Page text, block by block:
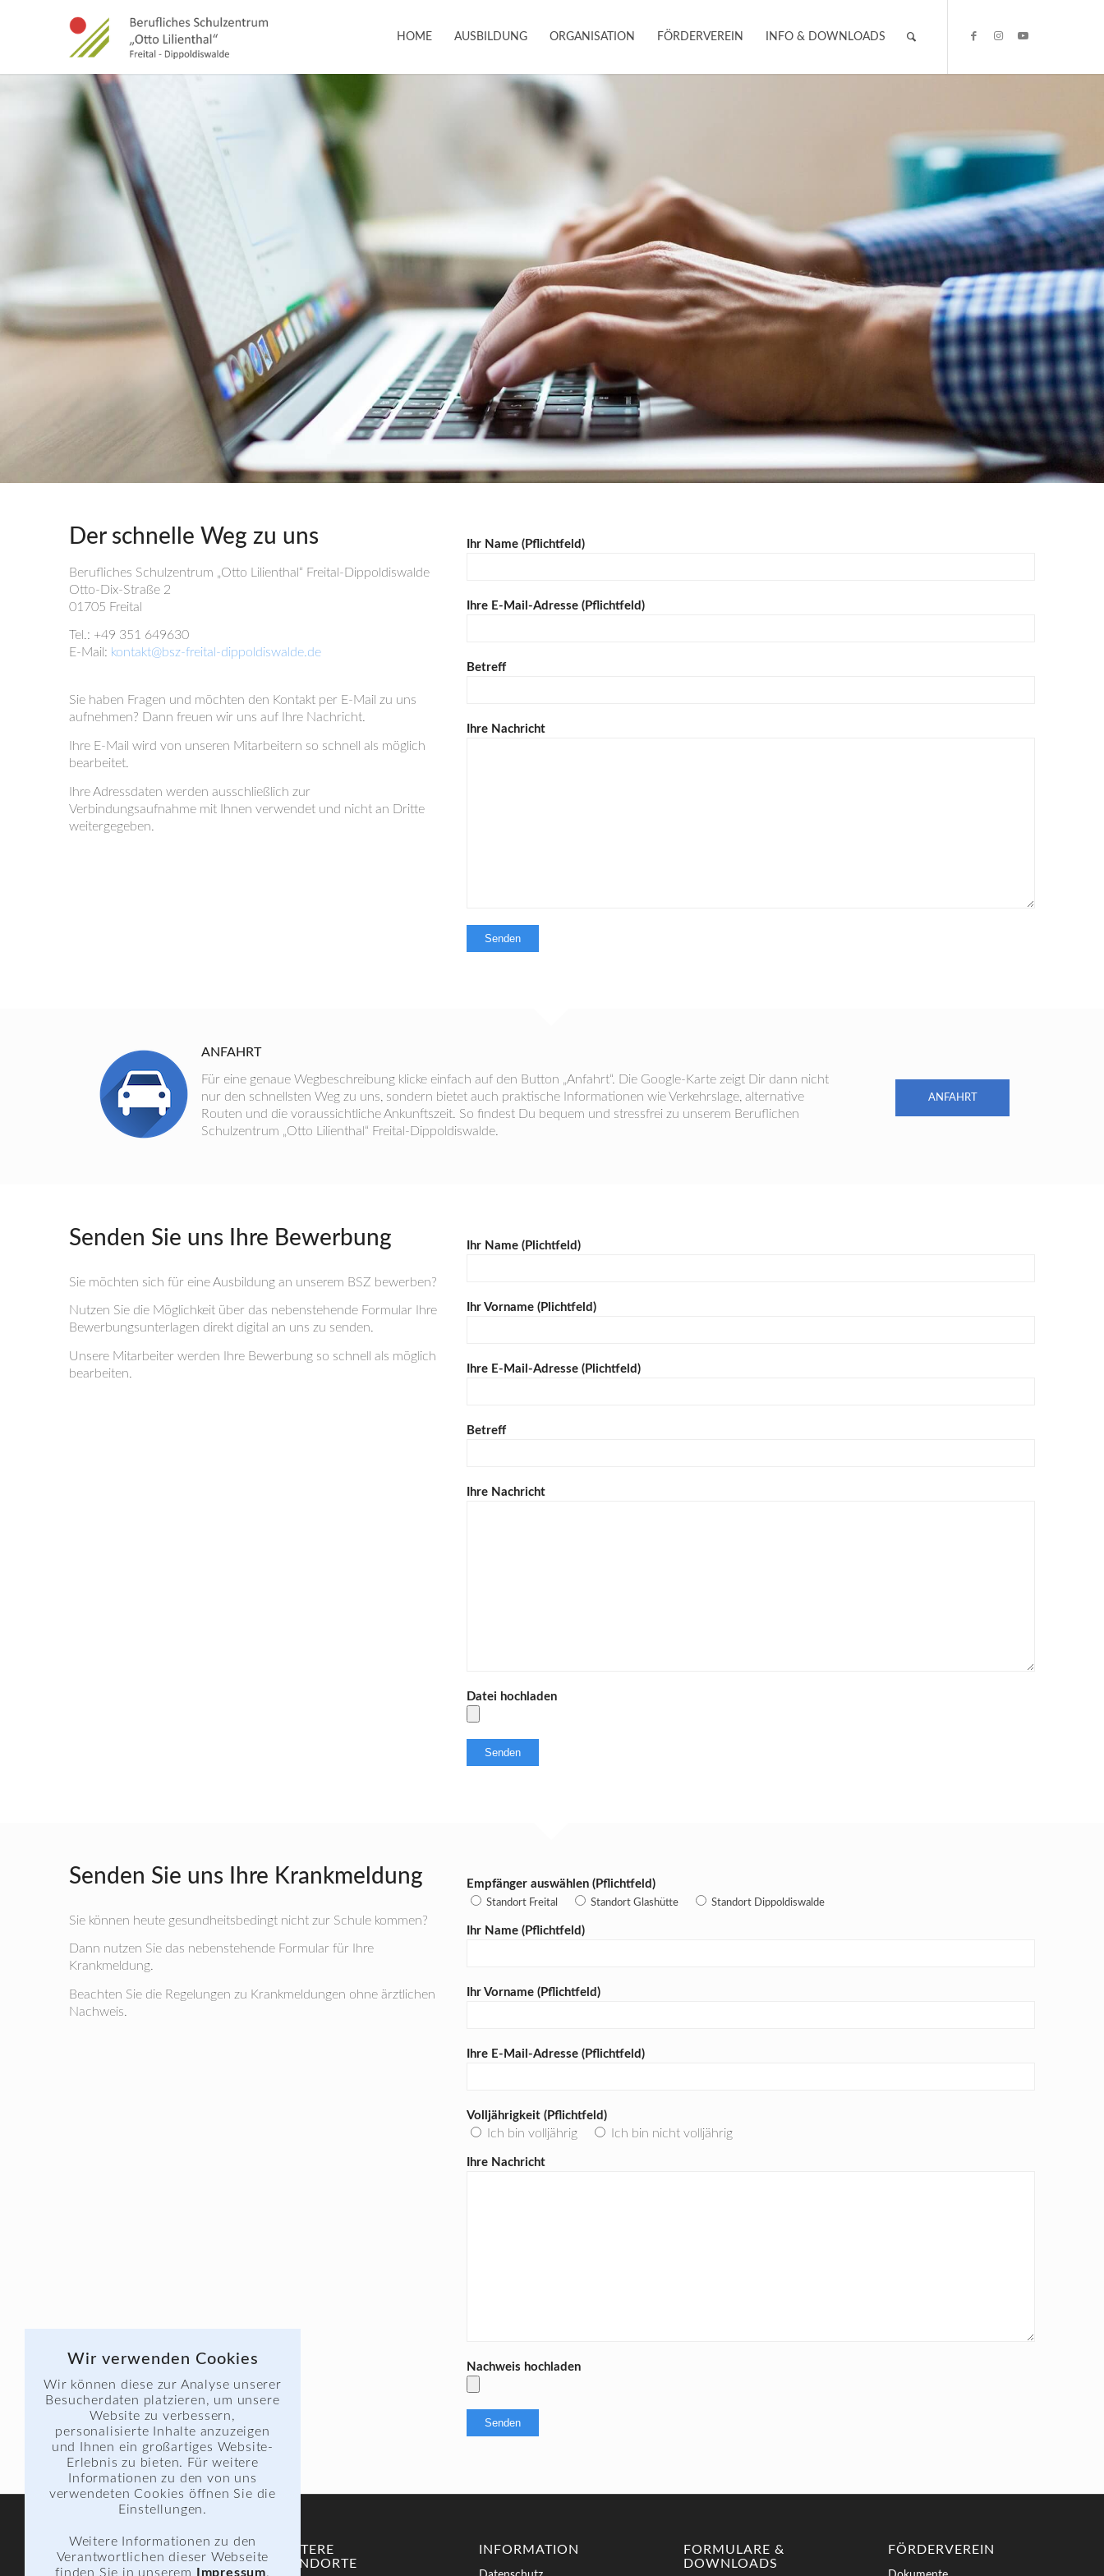
HOME AUSBILDUNG ORGANISATION FÖRDERVEREIN INFO & DOWNLOADS
Der schnelle Weg zu uns
Berufliches Schulzentrum „Otto Lilienthal“ Freital-Dippoldiswalde
Otto-Dix-Straße 2
01705 Freital
Tel.: +49 351 649630
E-Mail: kontakt@bsz-freital-dippoldiswalde.de
Sie haben Fragen und möchten den Kontakt per E-Mail zu uns
aufnehmen? Dann freuen wir uns auf Ihre Nachricht.
Ihre E-Mail wird von unseren Mitarbeitern so schnell als möglich
bearbeitet.
Ihre Adressdaten werden ausschließlich zur
Verbindungsaufnahme mit Ihnen verwendet und nicht an Dritte
weitergegeben.
Ihr Name (Pflichtfeld)
Ihre E-Mail-Adresse (Pflichtfeld)
Betreff
Ihre Nachricht
ANFAHRT
Für eine genaue Wegbeschreibung klicke einfach auf den Button „Anfahrt“. Die Google-Karte zeigt Dir dann nicht
nur den schnellsten Weg zu uns, sondern bietet auch praktische Informationen wie Verkehrslage, alternative
Routen und die voraussichtliche Ankunftszeit. So findest Du bequem und stressfrei zu unserem Beruflichen
Schulzentrum „Otto Lilienthal“ Freital-Dippoldiswalde.
ANFAHRT
Senden Sie uns Ihre Bewerbung
Sie möchten sich für eine Ausbildung an unserem BSZ bewerben?
Nutzen Sie die Möglichkeit über das nebenstehende Formular Ihre
Bewerbungsunterlagen direkt digital an uns zu senden.
Unsere Mitarbeiter werden Ihre Bewerbung so schnell als möglich
bearbeiten.
Ihr Name (Plichtfeld)
Ihr Vorname (Plichtfeld)
Ihre E-Mail-Adresse (Plichtfeld)
Betreff
Ihre Nachricht
Datei hochladen
Senden Sie uns Ihre Krankmeldung
Sie können heute gesundheitsbedingt nicht zur Schule kommen?
Dann nutzen Sie das nebenstehende Formular für Ihre
Krankmeldung.
Beachten Sie die Regelungen zu Krankmeldungen ohne ärztlichen
Nachweis.
Empfänger auswählen (Pflichtfeld)
Standort Freital Standort Glashütte Standort Dippoldiswalde
Ihr Name (Pflichtfeld)
Ihr Vorname (Pflichtfeld)
Ihre E-Mail-Adresse (Pflichtfeld)
Volljährigkeit (Pflichtfeld)
Ich bin volljährig Ich bin nicht volljährig
Ihre Nachricht
Nachweis hochladen
STAMMSCHULE
WEITERE
STANDORTE
INFORMATION
FORMULARE &
DOWNLOADS
FÖRDERVEREIN
Wir verwenden Cookies
Wir können diese zur Analyse unserer
Besucherdaten platzieren, um unsere
Website zu verbessern,
personalisierte Inhalte anzuzeigen
und Ihnen ein großartiges Website-
Erlebnis zu bieten. Für weitere
Informationen zu den von uns
verwendeten Cookies öffnen Sie die
Einstellungen.
Weitere Informationen zu den
Verantwortlichen dieser Webseite
finden Sie in unserem Impressum.